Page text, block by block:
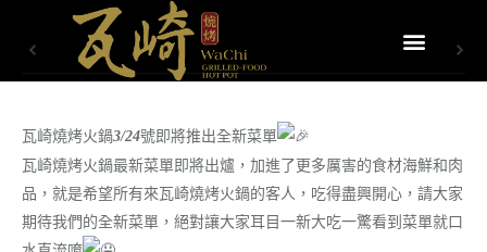
瓦崎燒烤火鍋3/24號即將推出全新菜單
瓦崎燒烤火鍋最新菜單即將出爐，加進了更多厲害的食材海鮮和肉
品，就是希望所有來瓦崎燒烤火鍋的客人，吃得盡興開心，請大家
期待我們的全新菜單，絕對讓大家耳目一新大吃一驚看到菜單就口